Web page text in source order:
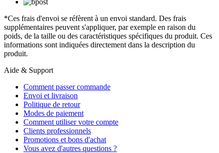
*Ces frais d'envoi se réfèrent à un envoi standard. Des frais
supplémentaires peuvent s'appliquer, par exemple en raison du
poids, de la taille ou des caractéristiques spécifiques du produit. Ces
informations sont indiquées directement dans la description du
produit.
Aide & Support
Comment passer commande
Envoi et livraison
Politique de retour
Modes de paiement
Comment utiliser votre compte
Clients professionnels
Promotions et bons d'achat
Vous avez d'autres questions ?